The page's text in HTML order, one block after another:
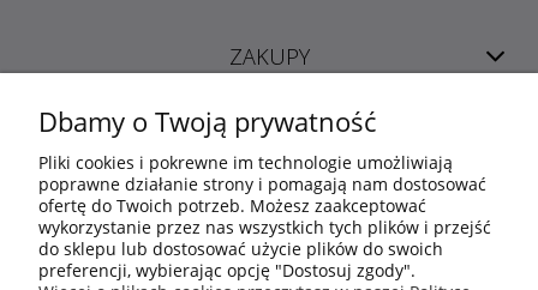
ZAKUPY
POMOC
MOJE KONTO
INFORMACJE
Dbamy o Twoją prywatność
Pliki cookies i pokrewne im technologie umożliwiają
poprawne działanie strony i pomagają nam dostosować
ofertę do Twoich potrzeb. Możesz zaakceptować
wykorzystanie przez nas wszystkich tych plików i przejść
do sklepu lub dostosować użycie plików do swoich
preferencji, wybierając opcję "Dostosuj zgody".